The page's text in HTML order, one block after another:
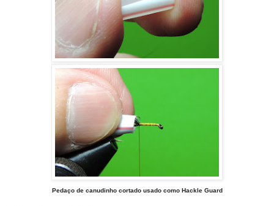
Pedaço de canudinho cortado usado como Hackle Guard